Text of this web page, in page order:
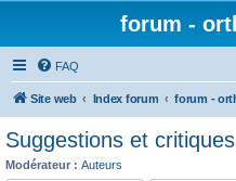
forum -
FAQ
Site web Index forum
Suggestions et critiques
Modérateur : Auteurs